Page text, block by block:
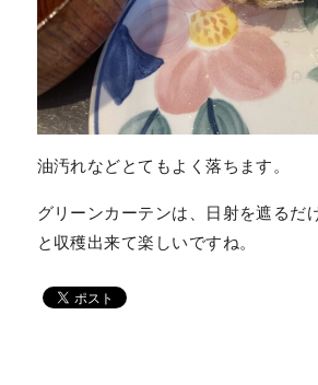
油汚れなどとてもよく落ちます。
グリーンカーテンは、日射を遮るだ
と収穫出来て楽しいですね。